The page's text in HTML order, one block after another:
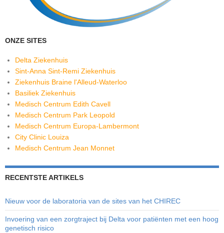
ONZE SITES
Delta Ziekenhuis
Sint-Anna Sint-Remi Ziekenhuis
Ziekenhuis Braine l'Alleud-Waterloo
Basiliek Ziekenhuis
Medisch Centrum Edith Cavell
Medisch Centrum Park Leopold
Medisch Centrum Europa-Lambermont
City Clinic Louiza
Medisch Centrum Jean Monnet
RECENTSTE ARTIKELS
Nieuw voor de laboratoria van de sites van het CHIREC
Invoering van een zorgtraject bij Delta voor patiënten met een hoog
genetisch risico